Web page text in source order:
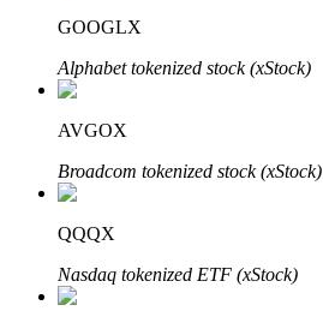
Đối tác Bitrue
GOOGLX
Alphabet tokenized stock (xStock)
AVGOX
Broadcom tokenized stock (xStock)
QQQX
Nasdaq tokenized ETF (xStock)